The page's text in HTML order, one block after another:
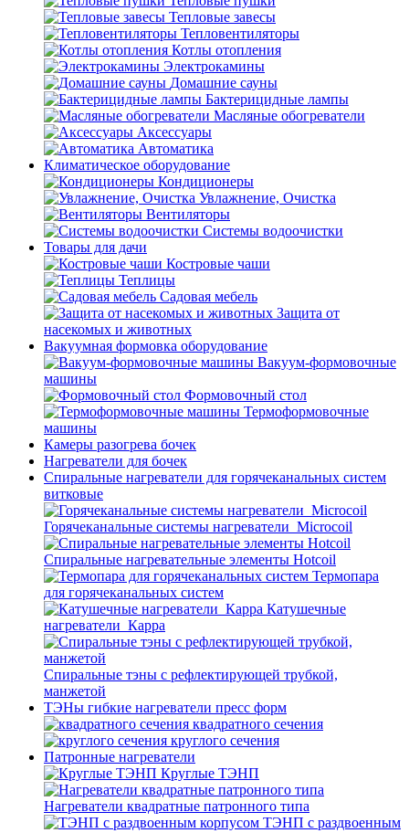
Тепловые завесы
Тепловентиляторы
Котлы отопления
Электрокамины
Домашние сауны
Бактерицидные лампы
Масляные обогреватели
Аксессуары
Автоматика
Климатическое оборудование
Кондиционеры
Увлажнение, Очистка
Вентиляторы
Системы водоочистки
Товары для дачи
Костровые чаши
Теплицы
Садовая мебель
Защита от
насекомых и животных
Вакуумная формовка оборудование
Вакуум-формовочные
машины
Формовочный стол
Термоформовочные
машины
Камеры разогрева бочек
Нагреватели для бочек
Спиральные нагреватели для горячеканальных систем
витковые
Горячеканальные системы нагреватели_Microcoil
Спиральные нагревательные элементы Hotcoil
Термопара
для горячеканальных систем
Катушечные
нагреватели_Карра
Спиральные тэны с рефлектирующей трубкой,
манжетой
ТЭНы гибкие нагреватели пресс форм
квадратного сечения
круглого сечения
Патронные нагреватели
Круглые ТЭНП
Нагреватели квадратные патронного типа
ТЭНП с раздвоенным